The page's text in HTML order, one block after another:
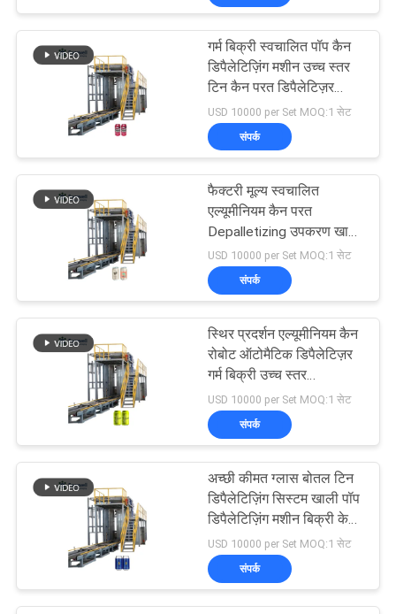
गुणवत्ता
संपर्क
करें
एक
उद्धरण
की
साइटमैप
PRIVACY
POLICY
Carbonated Filling
Machine
94
5 Gallon Water
Filling Machine
92
कम्बाइलॉक कैपिंग भरना
74
गर्म बिक्री स्वचालित पॉप कैन
डिपैलेटिज़िंग मशीन उच्च स्तर
टिन कैन परत डिपैलेटिज़र
निर्माता
USD 10000 per Set MOQ:1 सेट
संपर्क
फैक्टरी मूल्य स्वचालित
एल्यूमीनियम कैन परत
Depalletizing उपकरण खाली
पॉप कैन के लिए उच्च स्तर
Depalletizer
USD 10000 per Set MOQ:1 सेट
संपर्क
स्थिर प्रदर्शन एल्यूमीनियम कैन
रोबोट ऑटोमैटिक डिपैलेटिज़र
गर्म बिक्री उच्च स्तर
डिपैलेटिज़र प्रणाली बिक्री के
लिए
USD 10000 per Set MOQ:1 सेट
संपर्क
अच्छी कीमत ग्लास बोतल टिन
डिपैलेटिज़िंग सिस्टम खाली पॉप
डिपैलेटिज़िंग मशीन बिक्री के
लिए
USD 10000 per Set MOQ:1 सेट
संपर्क